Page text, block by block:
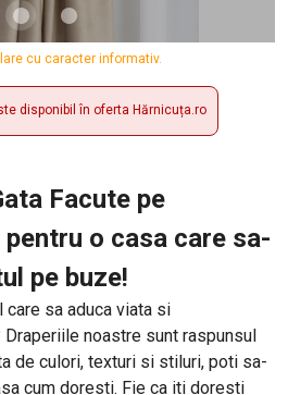
cu caracter informativ.
disponibil în oferta Hărnicuța.ro
Facute pe
o casa care sa-
pe buze!
sa aduca viata si
noastre sunt raspunsul
de culori, texturi si stiluri, poti sa-
cum doresti. Fie ca iti doresti